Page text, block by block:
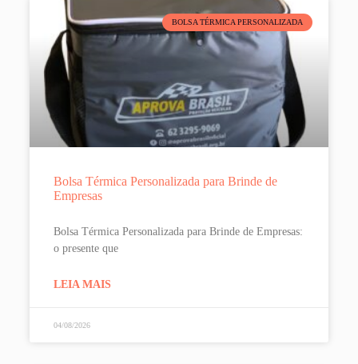
BOLSA TÉRMICA PERSONALIZADA
Bolsa Térmica Personalizada para Brinde de
Empresas
Bolsa Térmica Personalizada para Brinde de Empresas:
o presente que
LEIA MAIS
04/08/2026